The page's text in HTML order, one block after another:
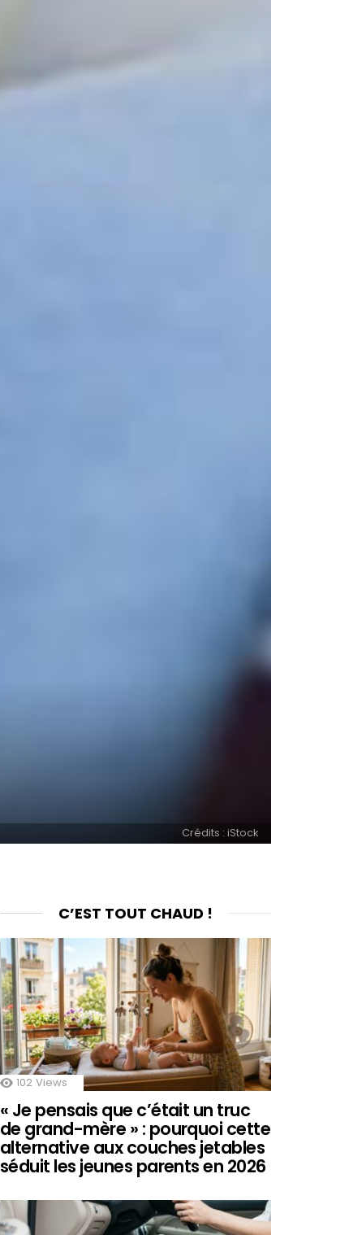
Crédits : iStock
C’EST TOUT CHAUD !
102 Views
« Je pensais que c’était un truc
de grand-mère » : pourquoi cette
alternative aux couches jetables
séduit les jeunes parents en 2026